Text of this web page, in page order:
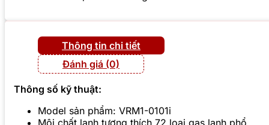
Thông tin chi tiết
Đánh giá (0)
Thông số kỹ thuật:
Model sản phẩm: VRM1-0101i